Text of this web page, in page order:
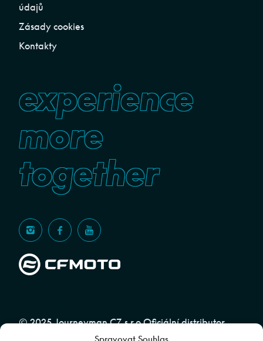
údajů
Zásady cookies
Kontakty
experience
more
together
© 2025 Journeyman CZ s.r.o Oficiální distributor